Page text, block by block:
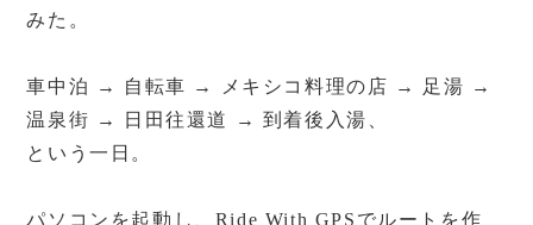
みた。
車中泊 → 自転車 → メキシコ料理の店 → 足湯 →
温泉街 → 日田往還道 → 到着後入湯、
という一日。
パソコンを起動し、Ride With GPSでルートを作